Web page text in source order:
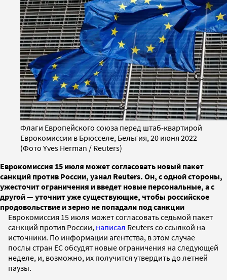
Флаги Европейского союза перед штаб-квартирой
Еврокомиссии в Брюсселе, Бельгия, 20 июня 2022
(Фото Yves Herman / Reuters)
Еврокомиссия 15 июля может согласовать новый пакет
санкций против России, узнал Reuters. Он, с одной стороны,
ужесточит ограничения и введет новые персональные, а с
другой — уточнит уже существующие, чтобы российское
продовольствие и зерно не попадали под санкции
Еврокомиссия 15 июля может согласовать седьмой пакет
санкций против России, написал Reuters со ссылкой на
источники. По информации агентства, в этом случае
послы стран ЕС обсудят новые ограничения на следующей
неделе, и, возможно, их получится утвердить до летней
паузы.